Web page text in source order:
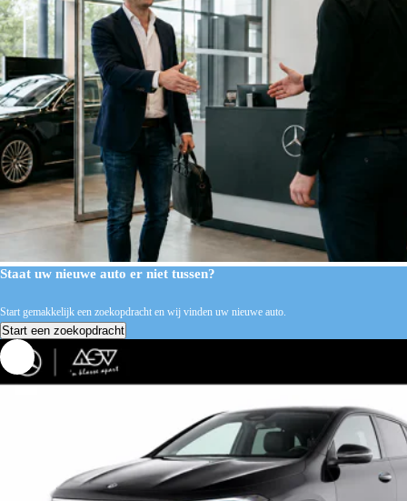
Staat uw nieuwe auto er niet tussen?
Start gemakkelijk een zoekopdracht en wij vinden uw nieuwe auto.
Start een zoekopdracht